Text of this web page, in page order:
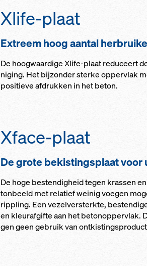
Xlife-plaat
Ex­treem hoog aan­tal
De hoog­waar­di­ge Xlife-plaat re­du­ceert
ni­ging. Het bijzon­der ster­ke op­per­vlak
po­si­tie­ve af­druk­ken in het be­ton.
Xfa­ce-plaat
De gro­te be­kis­tings­plaat
De ho­ge be­s­ten­dig­heid te­gen kras­sen
ton­beeld met re­la­tief wei­nig voe­gen
rip­p­ling. Een ve­zelver­sterk­te,
en kleu­raf­gif­te aan het be­to­nop­per­vlak.
gen geen ge­bruik van